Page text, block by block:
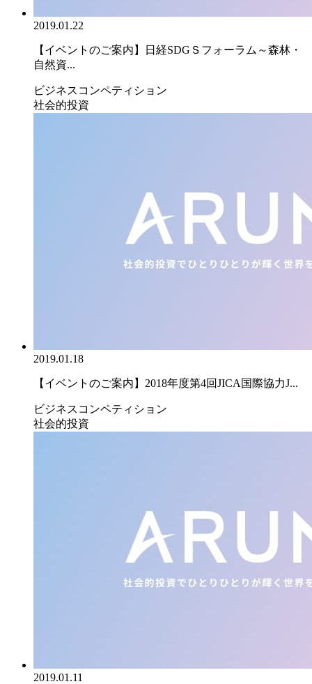
2019.01.22
【イベントのご案内】日経SDGＳフォーラム～森林・
自然資...
ビジネスコンペティション
社会的投資
2019.01.18
【イベントのご案内】2018年度第4回JICA国際協力J...
ビジネスコンペティション
社会的投資
2019.01.11